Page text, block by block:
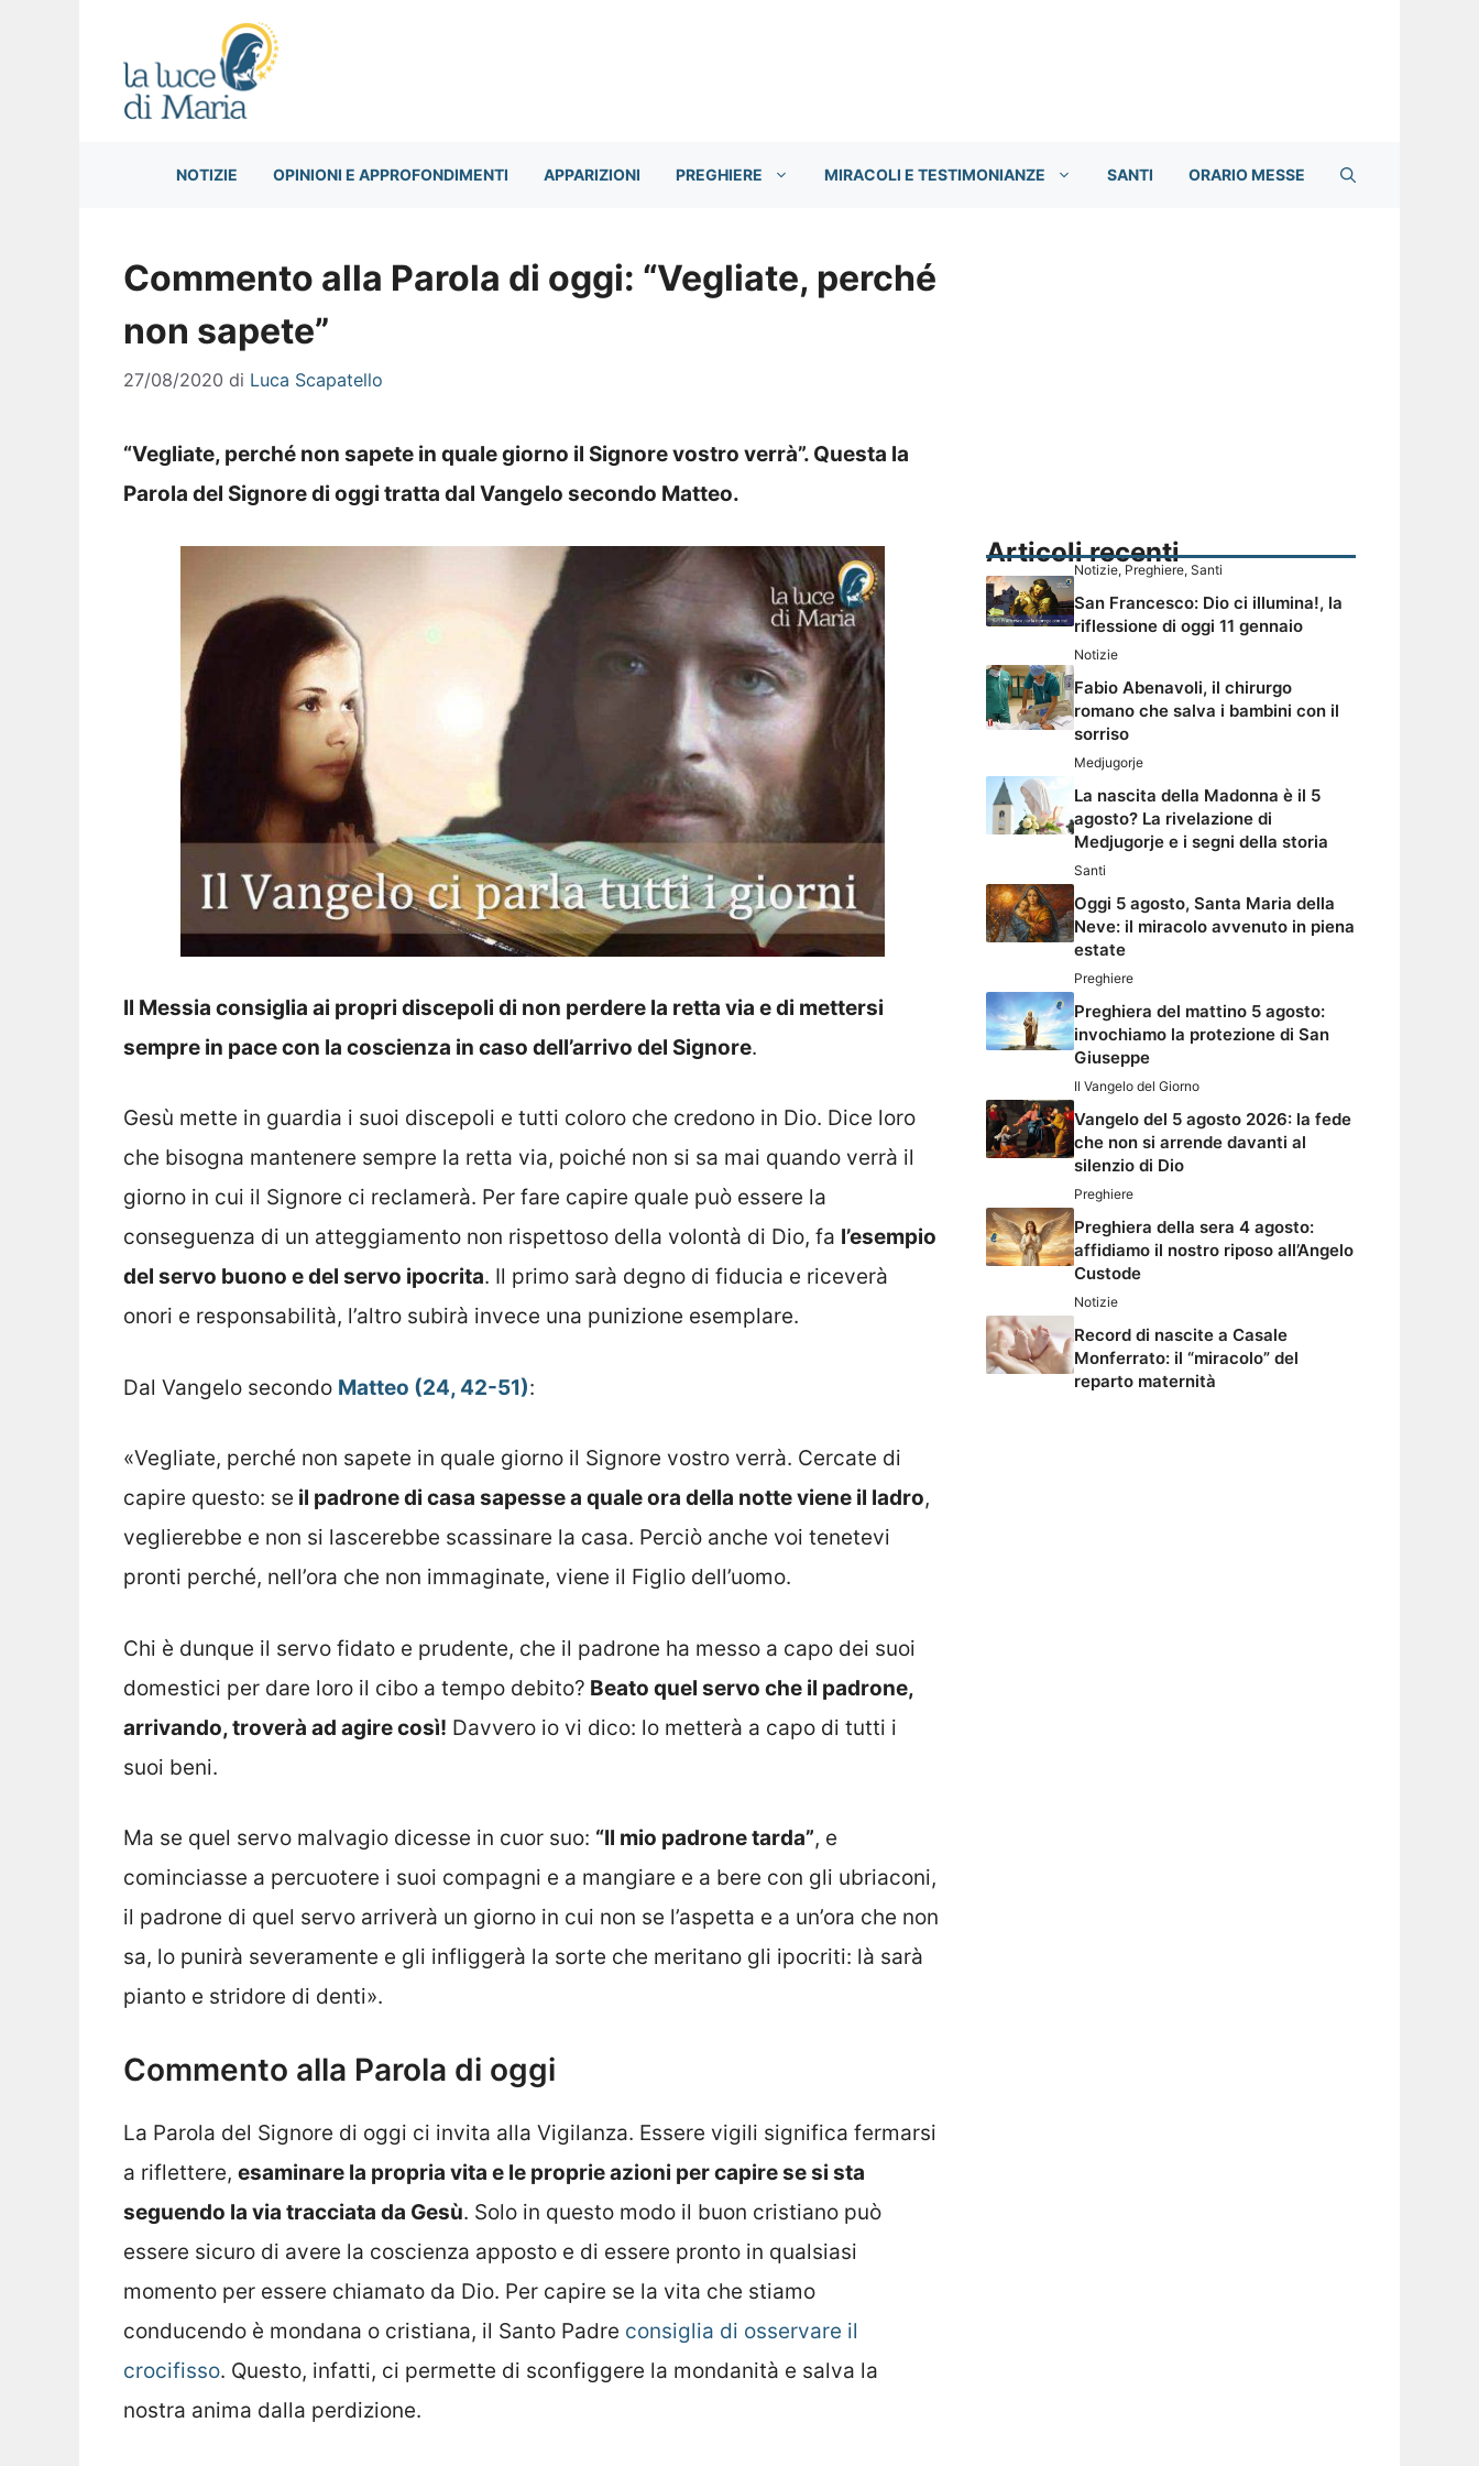
NOTIZIE OPINIONI E APPROFONDIMENTI APPARIZIONI PREGHIERE MIRACOLI E TESTIMONIANZE SANTI ORARIO MESSE
Commento alla Parola di oggi: “Vegliate, perché
non sapete”
27/08/2020 di Luca Scapatello
“Vegliate, perché non sapete in quale giorno il Signore vostro verrà”. Questa la
Parola del Signore di oggi tratta dal Vangelo secondo Matteo.
Il Messia consiglia ai propri discepoli di non perdere la retta via e di mettersi
sempre in pace con la coscienza in caso dell’arrivo del Signore.
Gesù mette in guardia i suoi discepoli e tutti coloro che credono in Dio. Dice loro
che bisogna mantenere sempre la retta via, poiché non si sa mai quando verrà il
giorno in cui il Signore ci reclamerà. Per fare capire quale può essere la
conseguenza di un atteggiamento non rispettoso della volontà di Dio, fa l’esempio
del servo buono e del servo ipocrita. Il primo sarà degno di fiducia e riceverà
onori e responsabilità, l’altro subirà invece una punizione esemplare.
Dal Vangelo secondo Matteo (24, 42-51):
«Vegliate, perché non sapete in quale giorno il Signore vostro verrà. Cercate di
capire questo: se il padrone di casa sapesse a quale ora della notte viene il ladro,
veglierebbe e non si lascerebbe scassinare la casa. Perciò anche voi tenetevi
pronti perché, nell’ora che non immaginate, viene il Figlio dell’uomo.
Chi è dunque il servo fidato e prudente, che il padrone ha messo a capo dei suoi
domestici per dare loro il cibo a tempo debito? Beato quel servo che il padrone,
arrivando, troverà ad agire così! Davvero io vi dico: lo metterà a capo di tutti i
suoi beni.
Ma se quel servo malvagio dicesse in cuor suo: “Il mio padrone tarda”, e
cominciasse a percuotere i suoi compagni e a mangiare e a bere con gli ubriaconi,
il padrone di quel servo arriverà un giorno in cui non se l’aspetta e a un’ora che non
sa, lo punirà severamente e gli infliggerà la sorte che meritano gli ipocriti: là sarà
pianto e stridore di denti».
Commento alla Parola di oggi
La Parola del Signore di oggi ci invita alla Vigilanza. Essere vigili significa fermarsi
a riflettere, esaminare la propria vita e le proprie azioni per capire se si sta
seguendo la via tracciata da Gesù. Solo in questo modo il buon cristiano può
essere sicuro di avere la coscienza apposto e di essere pronto in qualsiasi
momento per essere chiamato da Dio. Per capire se la vita che stiamo
conducendo è mondana o cristiana, il Santo Padre consiglia di osservare il
crocifisso. Questo, infatti, ci permette di sconfiggere la mondanità e salva la
nostra anima dalla perdizione.
Articoli recenti
Notizie, Preghiere, Santi
San Francesco: Dio ci illumina!, la
riflessione di oggi 11 gennaio
Notizie
Fabio Abenavoli, il chirurgo
romano che salva i bambini con il
sorriso
Medjugorje
La nascita della Madonna è il 5
agosto? La rivelazione di
Medjugorje e i segni della storia
Santi
Oggi 5 agosto, Santa Maria della
Neve: il miracolo avvenuto in piena
estate
Preghiere
Preghiera del mattino 5 agosto:
invochiamo la protezione di San
Giuseppe
Il Vangelo del Giorno
Vangelo del 5 agosto 2026: la fede
che non si arrende davanti al
silenzio di Dio
Preghiere
Preghiera della sera 4 agosto:
affidiamo il nostro riposo all’Angelo
Custode
Notizie
Record di nascite a Casale
Monferrato: il “miracolo” del
reparto maternità